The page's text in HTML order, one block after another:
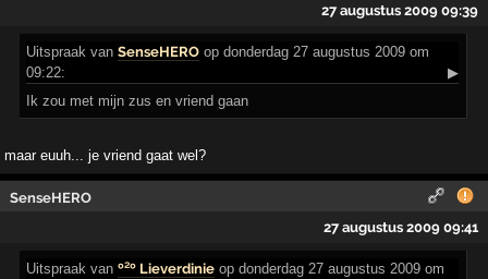
27 augustus 2009 09:39
Uitspraak vanSenseHERO op donderdag 27 augustus 2009 om
09:22:
▶
Ik zou met mijn zus en vriend gaan
maar euuh... je vriend gaat wel?
SenseHERO
27 augustus 2009 09:41
Uitspraak vanº²º Lieverdinie op donderdag 27 augustus 2009 om